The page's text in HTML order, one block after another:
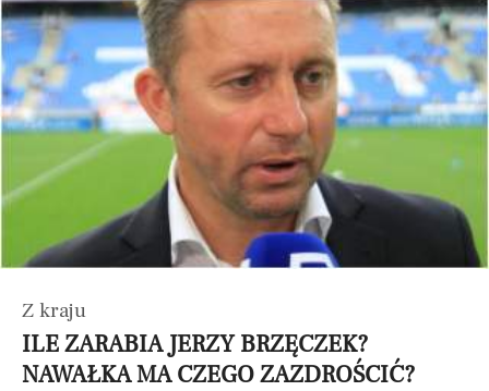
Z kraju
ILE ZARABIA JERZY BRZĘCZEK?
NAWAŁKA MA CZEGO ZAZDROŚCIĆ?